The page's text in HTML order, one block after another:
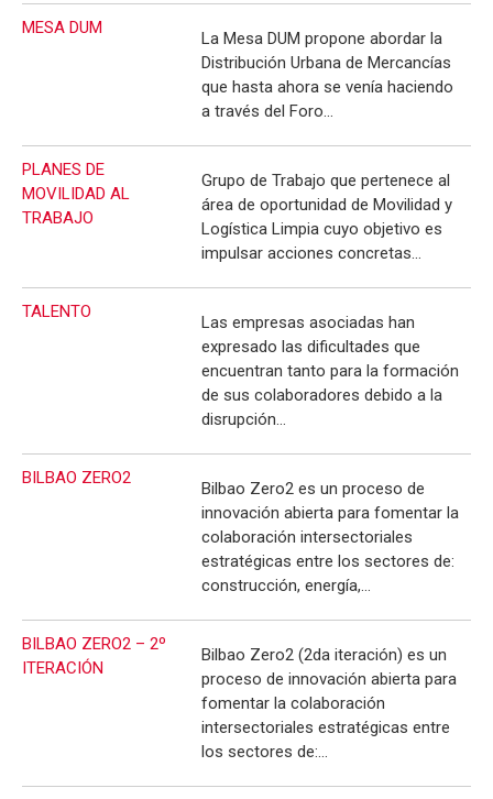
MESA DUM
La Mesa DUM propone abordar la
Distribución Urbana de Mercancías
que hasta ahora se venía haciendo
a través del Foro…
PLANES DE
MOVILIDAD AL
TRABAJO
Grupo de Trabajo que pertenece al
área de oportunidad de Movilidad y
Logística Limpia cuyo objetivo es
impulsar acciones concretas…
TALENTO
Las empresas asociadas han
expresado las dificultades que
encuentran tanto para la formación
de sus colaboradores debido a la
disrupción…
BILBAO ZERO2
Bilbao Zero2 es un proceso de
innovación abierta para fomentar la
colaboración intersectoriales
estratégicas entre los sectores de:
construcción, energía,…
BILBAO ZERO2 – 2º
ITERACIÓN
Bilbao Zero2 (2da iteración) es un
proceso de innovación abierta para
fomentar la colaboración
intersectoriales estratégicas entre
los sectores de:…